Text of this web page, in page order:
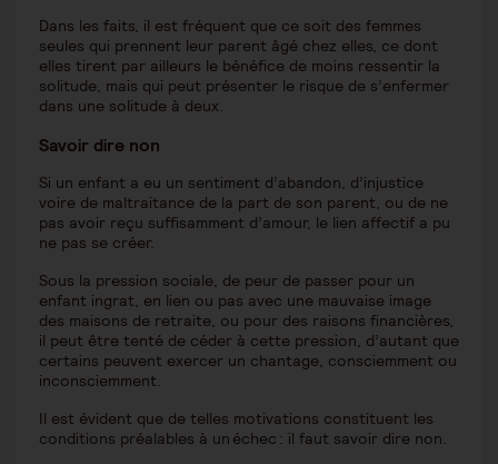
Dans les faits, il est fréquent que ce soit des femmes
seules qui prennent leur parent âgé chez elles, ce dont
elles tirent par ailleurs le bénéfice de moins ressentir la
solitude, mais qui peut présenter le risque de s’enfermer
dans une solitude à deux.
Savoir dire non
Si un enfant a eu un sentiment d’abandon, d’injustice
voire de maltraitance de la part de son parent, ou de ne
pas avoir reçu suffisamment d’amour, le lien affectif a pu
ne pas se créer.
Sous la pression sociale, de peur de passer pour un
enfant ingrat, en lien ou pas avec une mauvaise image
des maisons de retraite, ou pour des raisons financières,
il peut être tenté de céder à cette pression, d’autant que
certains peuvent exercer un chantage, consciemment ou
inconsciemment.
Il est évident que de telles motivations constituent les
conditions préalables à un échec : il faut savoir dire non.